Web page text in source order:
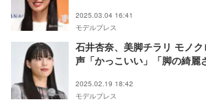
2025.03.04 16:41
モデルプレス
石井杏奈、美脚チラリ モノ
声「かっこいい」「脚の綺麗
2025.02.19 18:42
モデルプレス